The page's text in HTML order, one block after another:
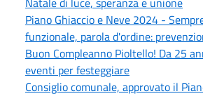
Piano Ghiaccio e Neve 2024 -
funzionale, parola d'ordine:
Buon Compleanno Pioltello! Da 25
eventi per festeggiare
Consiglio comunale, approvato il